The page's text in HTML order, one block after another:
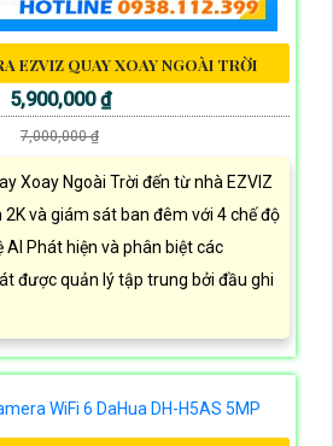
EZVIZ QUAY XOAY NGOÀI TRỜI
5,900,000 ₫
7,000,000 ₫
Xoay Ngoài Trời đến từ nhà EZVIZ
và giám sát ban đêm với 4 chế độ
AI Phát hiện và phân biệt các
được quản lý tập trung bởi đầu ghi